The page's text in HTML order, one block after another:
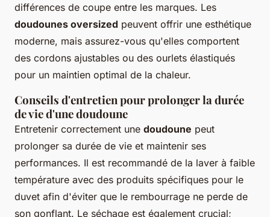
différences de coupe entre les marques. Les
doudounes oversized peuvent offrir une esthétique
moderne, mais assurez-vous qu'elles comportent
des cordons ajustables ou des ourlets élastiqués
pour un maintien optimal de la chaleur.
Conseils d'entretien pour prolonger la durée
de vie d'une doudoune
Entretenir correctement une doudoune peut
prolonger sa durée de vie et maintenir ses
performances. Il est recommandé de la laver à faible
température avec des produits spécifiques pour le
duvet afin d'éviter que le rembourrage ne perde de
son gonflant. Le séchage est également crucial;